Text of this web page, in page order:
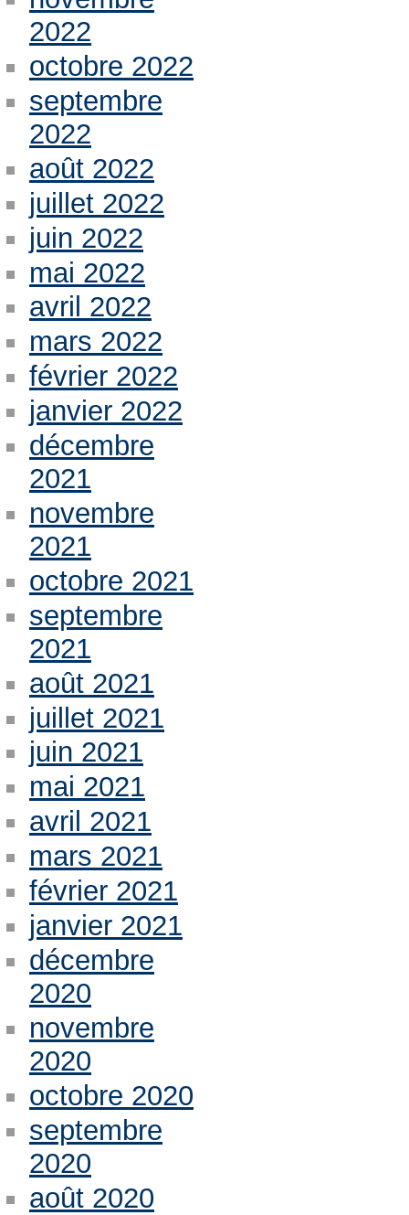
2022
octobre 2022
septembre
2022
août 2022
juillet 2022
juin 2022
mai 2022
avril 2022
mars 2022
février 2022
janvier 2022
décembre
2021
novembre
2021
octobre 2021
septembre
2021
août 2021
juillet 2021
juin 2021
mai 2021
avril 2021
mars 2021
février 2021
janvier 2021
décembre
2020
novembre
2020
octobre 2020
septembre
2020
août 2020